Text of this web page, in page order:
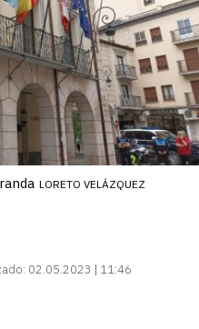
LORETO VELÁZQUEZ
02.05.2023 | 11:46